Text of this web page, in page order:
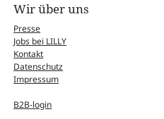
Wir über uns
Presse
Jobs bei LILLY
Kontakt
Datenschutz
Impressum
B2B-login